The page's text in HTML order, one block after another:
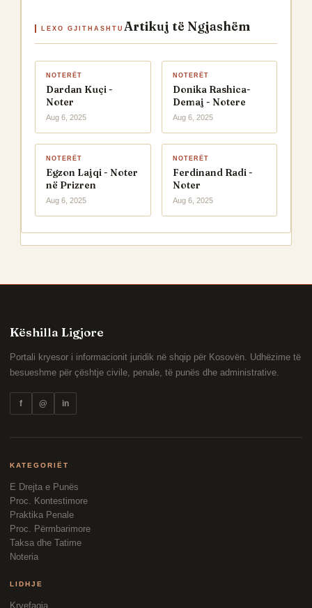
LEXO GJITHASHTU Artikuj të Ngjashëm
NOTERËT
Dardan Kuçi -
Noter
Aug 6, 2025
NOTERËT
Donika Rashica-
Demaj - Notere
Aug 6, 2025
NOTERËT
Egzon Lajqi - Noter
në Prizren
Aug 6, 2025
NOTERËT
Ferdinand Radi -
Noter
Aug 6, 2025
Këshilla Ligjore
Portali kryesor i informacionit juridik në shqip për Kosovën. Udhëzime të
besueshme për çështje civile, penale, të punës dhe administrative.
f @ in
KATEGORIËT
E Drejta e Punës
Proc. Kontestimore
Praktika Penale
Proc. Përmbarimore
Taksa dhe Tatime
Noteria
LIDHJE
Kryefaqja